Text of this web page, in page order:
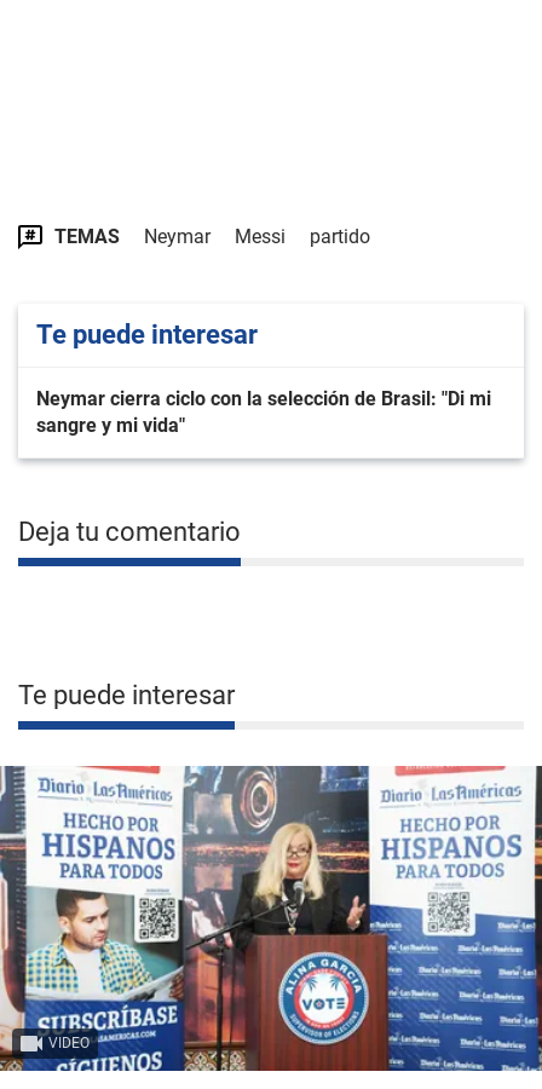
TEMAS Neymar Messi partido
Te puede interesar
Neymar cierra ciclo con la selección de Brasil: "Di mi
sangre y mi vida"
Deja tu comentario
Te puede interesar
VIDEO